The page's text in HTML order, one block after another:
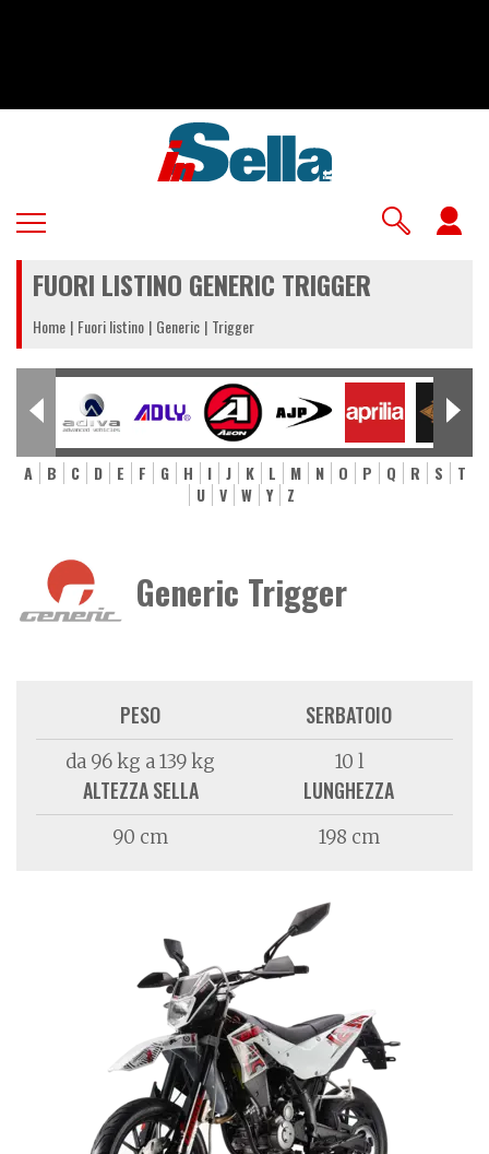
FUORI LISTINO GENERIC TRIGGER
Home Fuori listino Generic Trigger
A B C D E F G H I J K L M N O P Q R S
T
U
V W Y Z
Generic Trigger
PESO
da 96 kg a 139 kg
SERBATOIO
10 l
ALTEZZA SELLA
90 cm
LUNGHEZZA
198 cm